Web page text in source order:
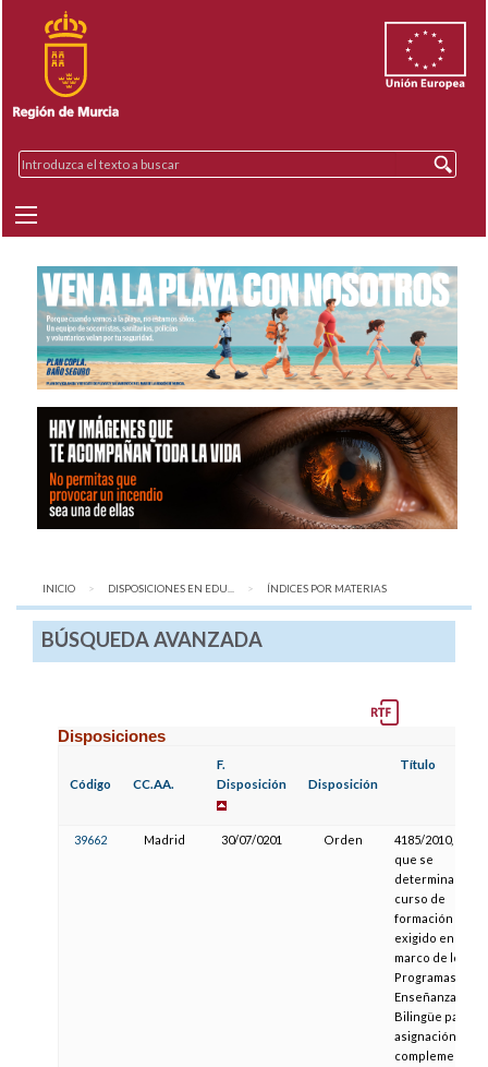
INICIO DISPOSICIONES EN EDU... AQUÍ:
ÍNDICES POR MATERIAS
BÚSQUEDA AVANZADA
Disposiciones
Código CC.AA.
F.
Disposición
Disposición
Título
39662 Madrid 30/07/0201 Orden
4185/2010, por la
que se
determina el
curso de
formación
exigido en el
marco de los
Programas de
Enseñanza
Bilingüe para la
asignación de
complemento